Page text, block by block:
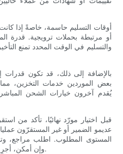
أوقات التسليم حاسمة، خاصةً إذا
أو مرتبطة بحملات ترويجية. قدرة
والتسليم في الوقت المحدد تمنع
بالإضافة إلى ذلك، قد تكون قدرات
بعض الموردين خدمات التخزين،
يُقدم آخرون خيارات الشحن
قبل اختيار مورّد نهائيًا، تأكد من
عديمو الضمير أو غير المستقرّون
المستوى المطلوب. اطلب مراجع،
وإن أمكن، أجرِ بحثًا خلفيًا للحدّ من هذه المخاطر.